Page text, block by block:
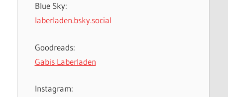
Blue Sky:
laberladen.bsky.social
Goodreads:
Gabis Laberladen
Instagram: